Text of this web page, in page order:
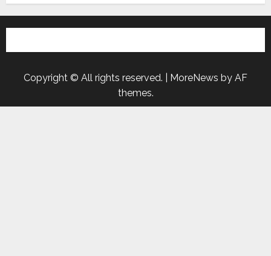
Copyright © All rights reserved. MoreNews by AF
themes.